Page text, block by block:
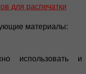
для распечатки
материалы:
использовать и